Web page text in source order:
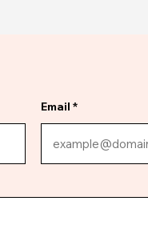
Email